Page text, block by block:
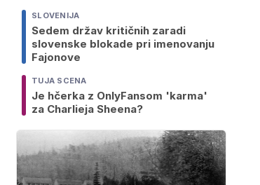
SLOVENIJA
Sedem držav kritičnih zaradi
slovenske blokade pri imenovanju
Fajonove
TUJA SCENA
Je hčerka z OnlyFansom 'karma'
za Charlieja Sheena?